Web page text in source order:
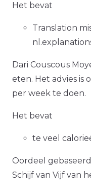
Het bevat
Translation
Dari Couscous
eten. Het advies is
per week te doen.
Het bevat
te veel
Oordeel
Schijf van Vijf van